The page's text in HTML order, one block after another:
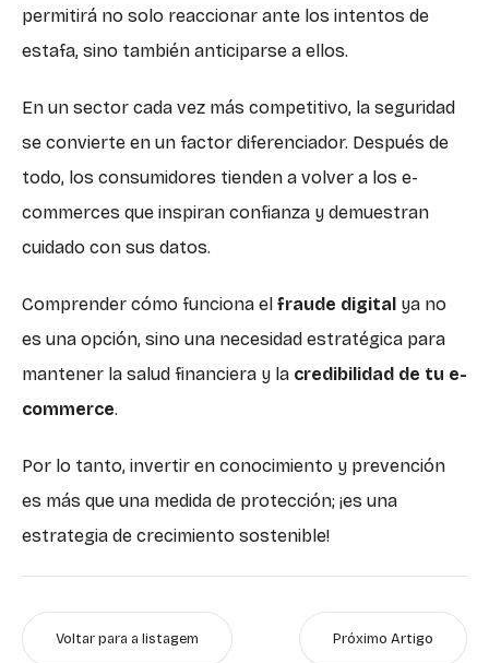
permitirá no solo reaccionar ante los intentos de
estafa, sino también anticiparse a ellos.
En un sector cada vez más competitivo, la seguridad
se convierte en un factor diferenciador. Después de
todo, los consumidores tienden a volver a los e-
commerces que inspiran confianza y demuestran
cuidado con sus datos.
Comprender cómo funciona el fraude digital ya no
es una opción, sino una necesidad estratégica para
mantener la salud financiera y la credibilidad de tu e-
commerce.
Por lo tanto, invertir en conocimiento y prevención
es más que una medida de protección; ¡es una
estrategia de crecimiento sostenible!
Voltar para a listagem Próximo Artigo